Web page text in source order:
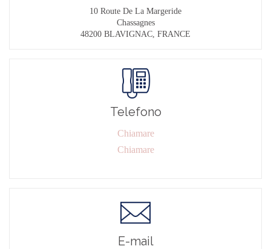
10 Route De La Margeride
Chassagnes
48200 BLAVIGNAC, FRANCE
Telefono
Chiamare
Chiamare
E-mail